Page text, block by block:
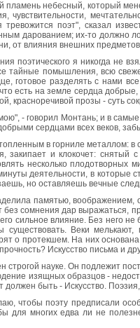
пламень небесный, который
чувствительности,
поэт", сказал
дарованием; их-то должно
от влияния внешних
поэтического я никогда не
тайные помышления, всю
готовое разделять с нами
есть на земле сердца
красноречивой прозы - суть
- говорил Монтань; и в
сердцами всех веков,
в горниле металлом:
и клокочет: снятый
несколько
деятельности, в которые
но оставляешь вечные
памятью, воображением,
сомнения дар выражаться,
сильное влияние. Без него
Веки мелькают,
о протекшем. На них
Искусство письма и
строгой науке. Он подлежит
изящных образцов -
быть - Искусство.
чтобы поэту предписали
для многих едва ли не